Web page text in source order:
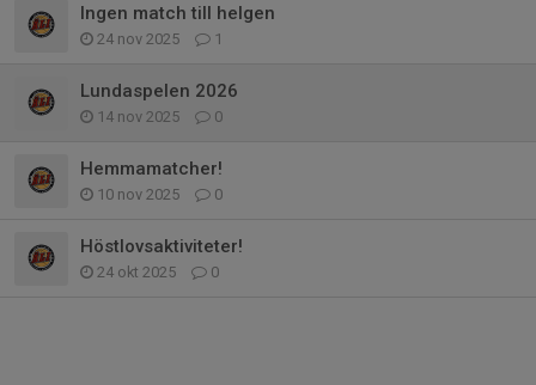
Ingen match till helgen
24 nov 2025 1
Lundaspelen 2026
14 nov 2025 0
Hemmamatcher!
10 nov 2025 0
Höstlovsaktiviteter!
24 okt 2025 0